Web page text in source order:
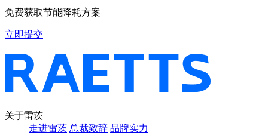
免费获取节能降耗方案
立即提交
关于雷茨
走进雷茨 总裁致辞 品牌实力